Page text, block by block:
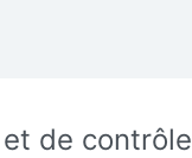
de contrôle